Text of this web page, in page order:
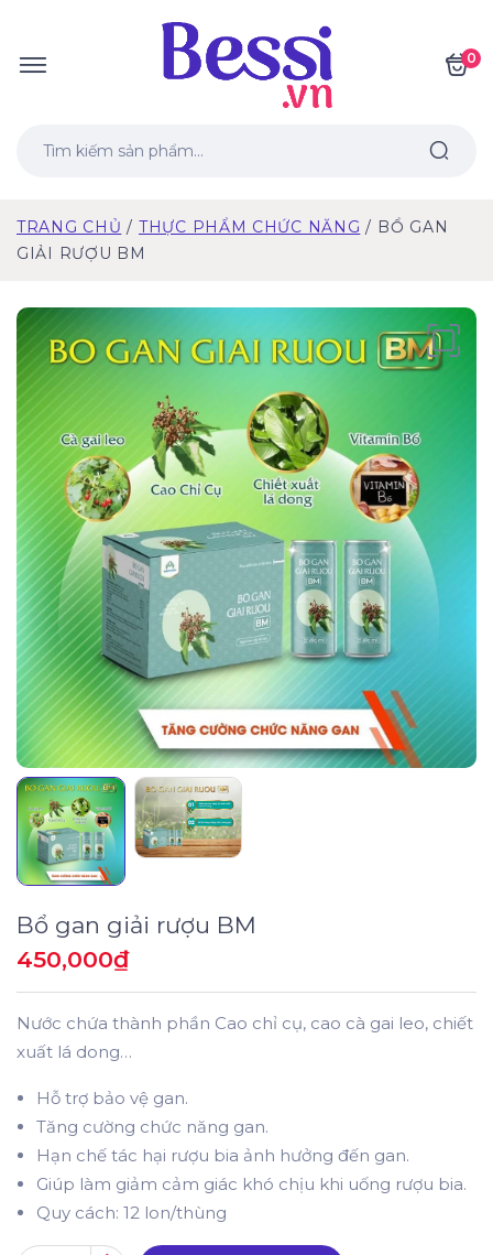
0
TRANG CHỦ THỰC PHẨM CHỨC NĂNG
BỔ GAN
GIẢI RƯỢU BM
Bổ gan giải rượu BM
450,000₫
Nước chứa thành phần Cao chỉ cụ, cao cà gai leo, chiết
xuất lá dong…
Hỗ trợ bảo vệ gan.
Tăng cường chức năng gan.
Hạn chế tác hại rượu bia ảnh hưởng đến gan.
Giúp làm giảm cảm giác khó chịu khi uống rượu bia.
Quy cách: 12 lon/thùng